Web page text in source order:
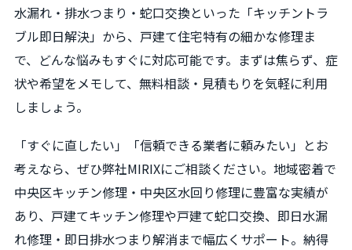
水漏れ・排水つまり・蛇口交換といった「キッチントラ
ブル即日解決」から、戸建て住宅特有の細かな修理ま
で、どんな悩みもすぐに対応可能です。まずは焦らず、症
状や希望をメモして、無料相談・見積もりを気軽に利用
しましょう。
「すぐに直したい」「信頼できる業者に頼みたい」とお
考えなら、ぜひ弊社MIRIXにご相談ください。地域密着で
中央区キッチン修理・中央区水回り修理に豊富な実績が
あり、戸建てキッチン修理や戸建て蛇口交換、即日水漏
れ修理・即日排水つまり解消まで幅広くサポート。納得